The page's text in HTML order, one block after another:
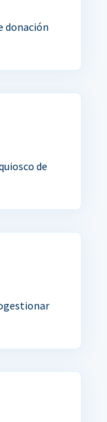
donación
de